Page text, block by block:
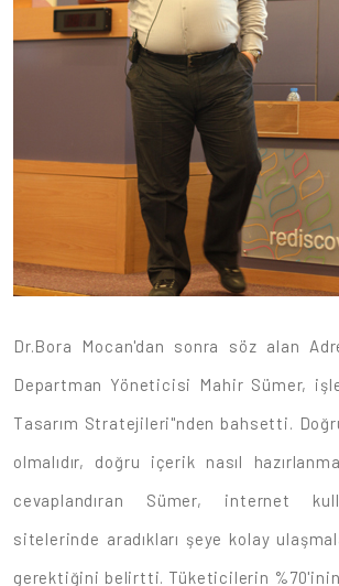
Dr.Bora Mocan'dan sonra söz alan
Departman Yöneticisi Mahir Sümer,
Tasarım Stratejileri"nden bahsetti.
olmalıdır, doğru içerik nasıl
cevaplandıran Sümer, internet
sitelerinde aradıkları şeye kolay
gerektiğini belirtti. Tüketicilerin